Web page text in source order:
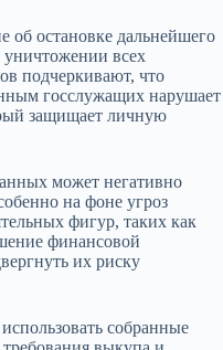
об остановке дальнейшего
всех
подчеркивают, что
госслужащих нарушает
защищает личную
может негативно
на фоне угроз
фигур, таких как
финансовой
их риску
собранные